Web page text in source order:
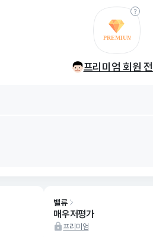
프리미엄 회원
밸류
매우저평가
프리미엄